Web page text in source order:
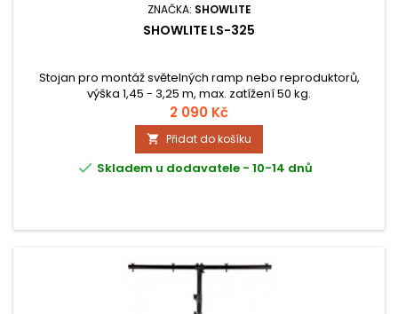
ZNAČKA: SHOWLITE
SHOWLITE LS-325
Stojan pro montáž světelných ramp nebo reproduktorů,
výška 1,45 - 3,25 m, max. zatížení 50 kg.
2 090 Kč
 Přidat do košíku
 Skladem u dodavatele - 10-14 dnů